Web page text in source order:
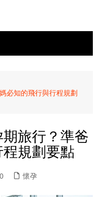
必知的飛行與行程規劃
旅行？準爸
規劃要點
0 懷孕